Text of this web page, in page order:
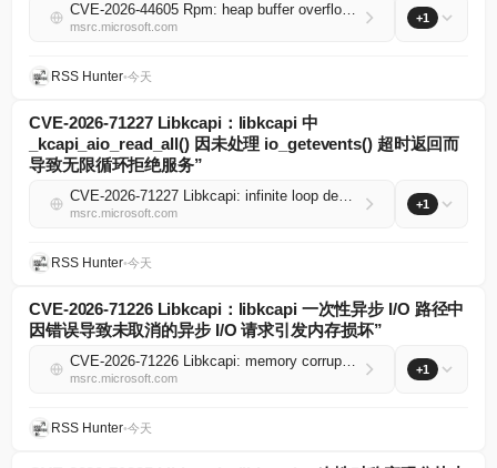
CVE-2026-44605 Rpm: heap buffer overflow in ndb slot table parsing
msrc.microsoft.com
+1
RSS Hunter•今天
CVE-2026-71227 Libkcapi：libkcapi 中
_kcapi_aio_read_all() 因未处理 io_getevents() 超时返回而
导致无限循环拒绝服务”
CVE-2026-71227 Libkcapi: infinite loop denial of service in libkcapi _kcapi_aio_read_all() due to unhandled io_getevents() timeout return
msrc.microsoft.com
+1
RSS Hunter•今天
CVE-2026-71226 Libkcapi：libkcapi 一次性异步 I/O 路径中
因错误导致未取消的异步 I/O 请求引发内存损坏”
CVE-2026-71226 Libkcapi: memory corruption via uncanceled aio requests on error in libkcapi's one-shot aio path
msrc.microsoft.com
+1
RSS Hunter•今天